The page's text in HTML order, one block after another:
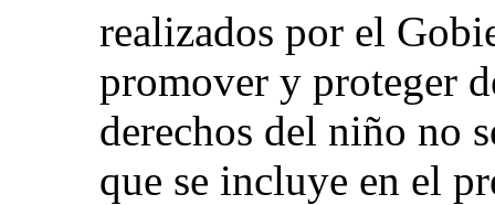
realizados por el
promover y proteger
derechos del niño no
que se incluye en el